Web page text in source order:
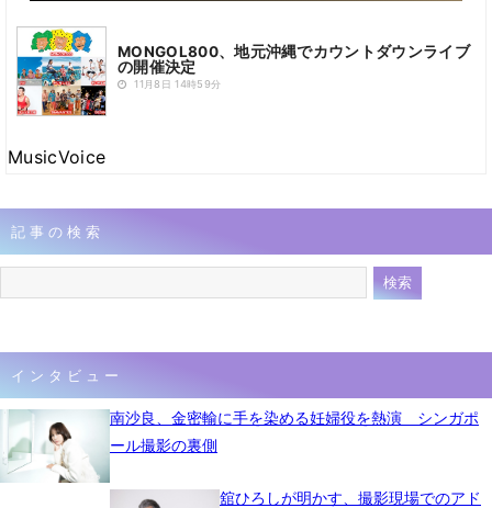
MONGOL800、地元沖縄でカウントダウンライブ
の開催決定
11月8日 14時59分
MusicVoice
記事の検索
インタビュー
南沙良、金密輸に手を染める妊婦役を熱演 シンガポ
ール撮影の裏側
舘ひろしが明かす、撮影現場でのアド